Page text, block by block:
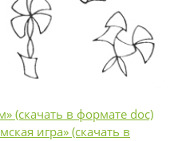
(скачать в формате doc)
игра» (скачать в